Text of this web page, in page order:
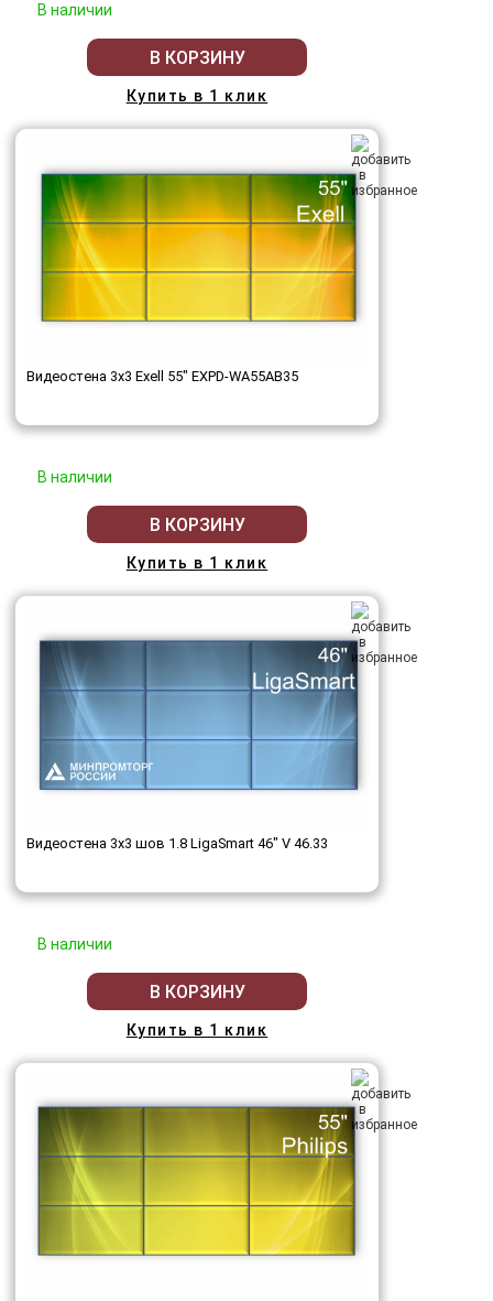
В наличии
В КОРЗИНУ
Купить в 1 клик
Видеостена 3x3 Exell 55" EXPD-WA55AB35
В наличии
В КОРЗИНУ
Купить в 1 клик
Видеостена 3x3 шов 1.8 LigaSmart 46" V 46.33
В наличии
В КОРЗИНУ
Купить в 1 клик